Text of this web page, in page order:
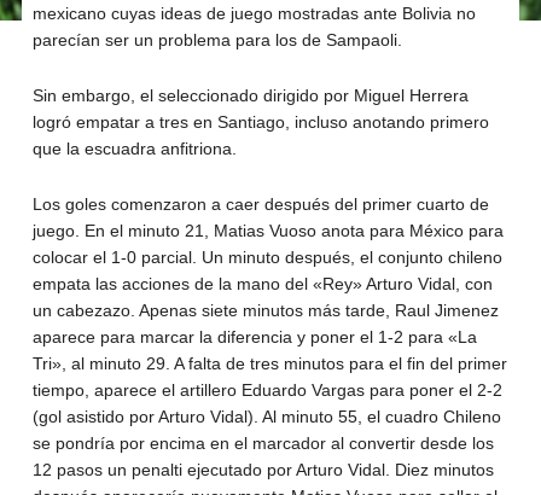
mexicano cuyas ideas de juego mostradas ante Bolivia no
parecían ser un problema para los de Sampaoli.
Sin embargo, el seleccionado dirigido por Miguel Herrera
logró empatar a tres en Santiago, incluso anotando primero
que la escuadra anfitriona.
Los goles comenzaron a caer después del primer cuarto de
juego. En el minuto 21, Matias Vuoso anota para México para
colocar el 1-0 parcial. Un minuto después, el conjunto chileno
empata las acciones de la mano del «Rey» Arturo Vidal, con
un cabezazo. Apenas siete minutos más tarde, Raul Jimenez
aparece para marcar la diferencia y poner el 1-2 para «La
Tri», al minuto 29. A falta de tres minutos para el fin del primer
tiempo, aparece el artillero Eduardo Vargas para poner el 2-2
(gol asistido por Arturo Vidal). Al minuto 55, el cuadro Chileno
se pondría por encima en el marcador al convertir desde los
12 pasos un penalti ejecutado por Arturo Vidal. Diez minutos